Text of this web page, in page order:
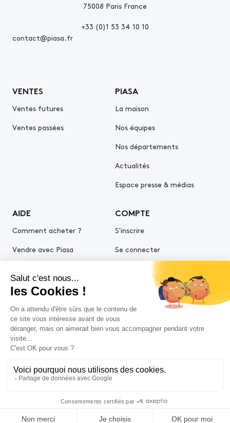
75008 Paris France
+33 (0)1 53 34 10 10
contact@piasa.fr
VENTES
Ventes futures
Ventes passées
PIASA
La maison
Nos équipes
Nos départements
Actualités
Espace presse & médias
AIDE
Comment acheter ?
Vendre avec Piasa
COMPTE
S'inscrire
Se connecter
Politiques de confidentialitéPolitique cookies
Conditions générales d'utilisation